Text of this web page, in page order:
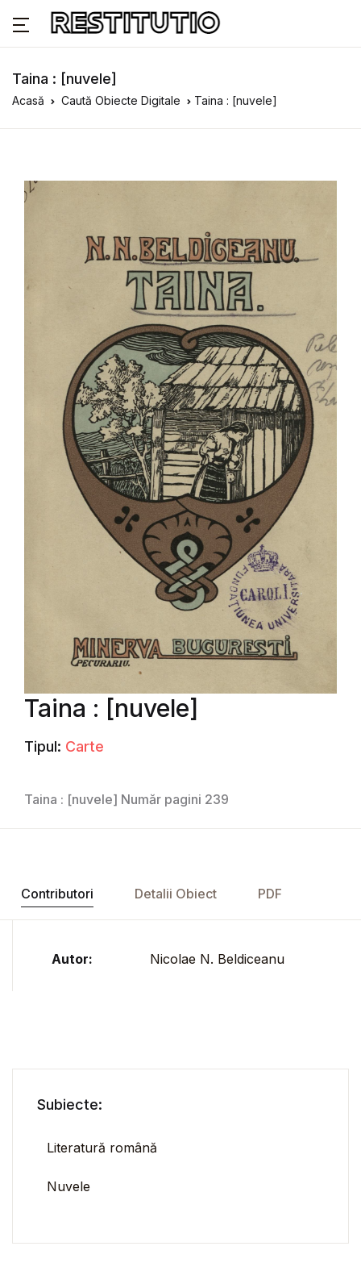
Taina : [nuvele]
Acasă Caută Obiecte Digitale Taina : [nuvele]
Taina : [nuvele]
Tipul: Carte
Taina : [nuvele] Număr pagini 239
Contributori Detalii Obiect PDF
Autor: Nicolae N. Beldiceanu
Subiecte:
Literatură română
Nuvele